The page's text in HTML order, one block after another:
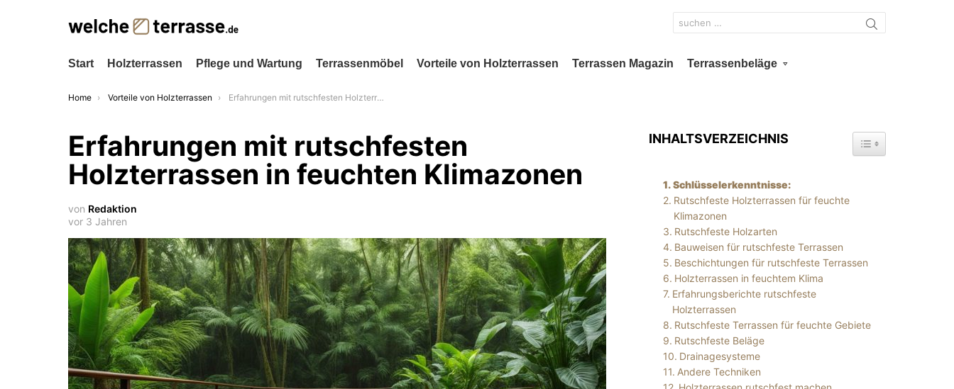
Search
for:
Start Holzterrassen Pflege und Wartung Terrassenmöbel Vorteile von Holzterrassen Terrassen Magazin Terrassenbeläge
You are here:
Home Vorteile von Holzterrassen Erfahrungen mit rutschfesten Holzterrassen in feuchten Klimazonen
Erfahrungen mit rutschfesten
Holzterrassen in feuchten Klimazonen
von Redaktion
vor 3 Jahren
INHALTSVERZEICHNIS TOGGLE TABLE OF
Schlüsselerkenntnisse:
Rutschfeste Holzterrassen für feuchte
Klimazonen
Rutschfeste Holzarten
Bauweisen für rutschfeste Terrassen
Beschichtungen für rutschfeste Terrassen
Holzterrassen in feuchtem Klima
Erfahrungsberichte rutschfeste
Holzterrassen
Rutschfeste Terrassen für feuchte Gebiete
Rutschfeste Beläge
Drainagesysteme
Andere Techniken